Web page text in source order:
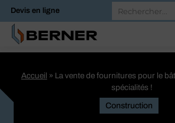
Devis en ligne
Accueil » La vente de fournitures pour le
spécialités !
Construction